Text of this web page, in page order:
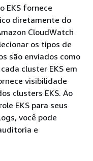
EKS fornece
diretamente do
CloudWatch
os tipos de
são enviados como
cluster EKS em
visibilidade
clusters EKS. Ao
EKS para seus
você pode
e